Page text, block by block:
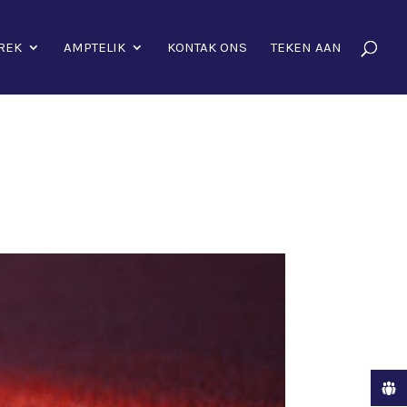
AMPTELIK KONTAK ONS TEKEN AAN